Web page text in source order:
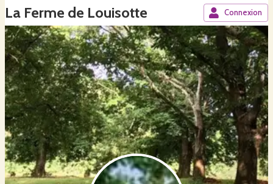
La Ferme de Louisotte Connexion